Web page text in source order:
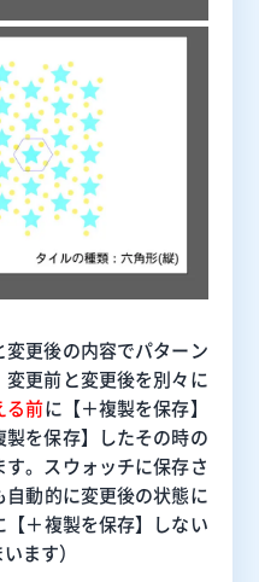
更後の内容でパターン
更前と変更後を別々に
る前に【＋複製を保存】
製を保存】したその時の
。スウォッチに保存さ
自動的に変更後の状態に
【＋複製を保存】しない
ます）